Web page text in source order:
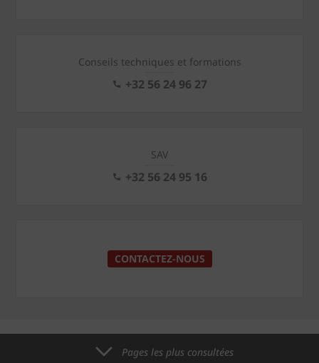
Conseils techniques et formations
+32 56 24 96 27
SAV
+32 56 24 95 16
CONTACTEZ-NOUS
Pages les plus consultées